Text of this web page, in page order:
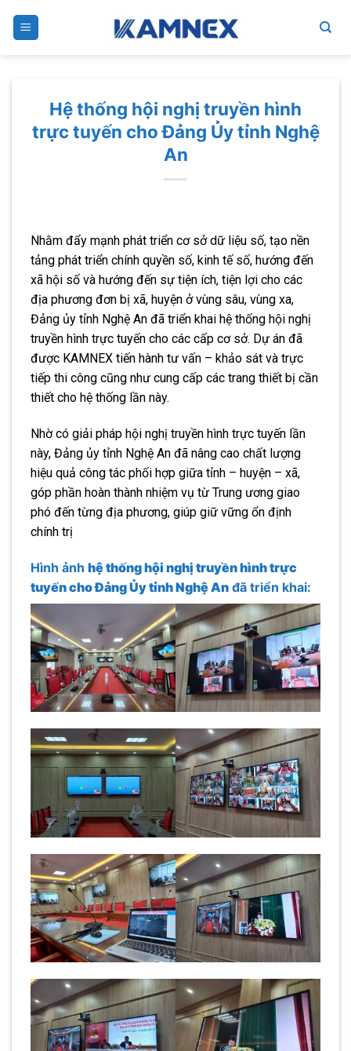
Hệ thống hội nghị truyền hình
trực tuyến cho Đảng Ủy tỉnh Nghệ
An
Nhằm đẩy mạnh phát triển cơ sở dữ liệu số, tạo nền
tảng phát triển chính quyền số, kinh tế số, hướng đến
xã hội số và hướng đến sự tiện ích, tiện lợi cho các
địa phương đơn bị xã, huyện ở vùng sâu, vùng xa,
Đảng ủy tỉnh Nghệ An đã triển khai hệ thống hội nghị
truyền hình trực tuyến cho các cấp cơ sở. Dự án đã
được KAMNEX tiến hành tư vấn – khảo sát và trực
tiếp thi công cũng như cung cấp các trang thiết bị cần
thiết cho hệ thống lần này.
Nhờ có giải pháp hội nghị truyền hình trực tuyến lần
này, Đảng ủy tỉnh Nghệ An đã nâng cao chất lượng
hiệu quả công tác phối hợp giữa tỉnh – huyện – xã,
góp phần hoàn thành nhiệm vụ từ Trung ương giao
phó đến từng địa phương, giúp giữ vững ổn định
chính trị
Hình ảnh hệ thống hội nghị truyền hình trực
tuyến cho Đảng Ủy tỉnh Nghệ An đã triển khai: